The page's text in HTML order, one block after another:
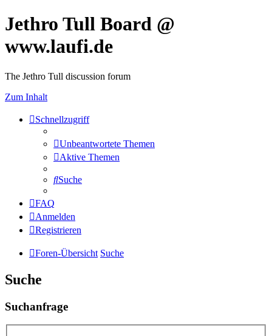
Jethro Tull Board @
www.laufi.de
The Jethro Tull discussion forum
Zum Inhalt
Schnellzugriff
Unbeantwortete Themen
Aktive Themen
Suche
FAQ
Anmelden
Registrieren
Foren-Übersicht Suche
Suche
Suchanfrage